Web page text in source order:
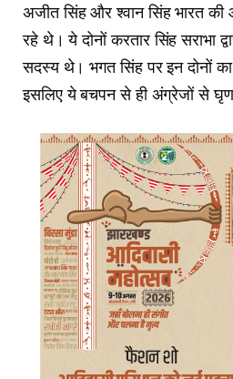
अजीत सिंह और श्‍वान सिंह भारत
रहे थे। ये दोनों करतार सिंह सराभा
सदस्‍य थे। भगत सिंह पर इन दोनों का
इसलिए ये बचपन से ही अंग्रेजों से